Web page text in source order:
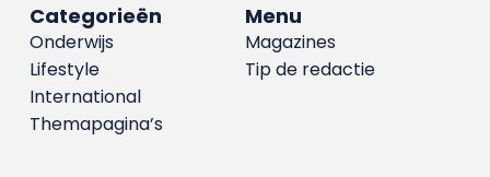
Menu
Magazines
Tip de redactie
Categorieën
Onderwijs
Lifestyle
International
Themapagina’s